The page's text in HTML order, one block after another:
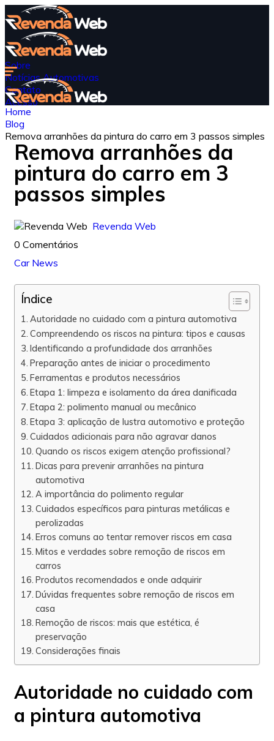
Sobre
Notícias Automotivas
Contato
Acesso
Home
Blog
Remova arranhões da pintura do carro em 3 passos simples
Remova arranhões da
pintura do carro em 3
passos simples
Revenda Web
0 Comentários
Car News
Índice
Autoridade no cuidado com a pintura automotiva
Compreendendo os riscos na pintura: tipos e causas
Identificando a profundidade dos arranhões
Preparação antes de iniciar o procedimento
Ferramentas e produtos necessários
Etapa 1: limpeza e isolamento da área danificada
Etapa 2: polimento manual ou mecânico
Etapa 3: aplicação de lustra automotivo e proteção
Cuidados adicionais para não agravar danos
Quando os riscos exigem atenção profissional?
Dicas para prevenir arranhões na pintura
automotiva
A importância do polimento regular
Cuidados específicos para pinturas metálicas e
perolizadas
Erros comuns ao tentar remover riscos em casa
Mitos e verdades sobre remoção de riscos em
carros
Produtos recomendados e onde adquirir
Dúvidas frequentes sobre remoção de riscos em
casa
Remoção de riscos: mais que estética, é
preservação
Considerações finais
Autoridade no cuidado com
a pintura automotiva